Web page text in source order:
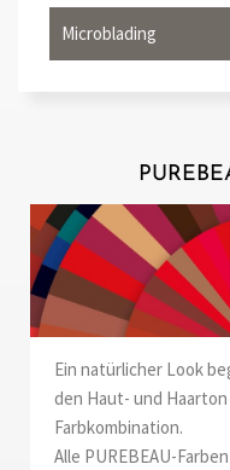
Microblading
Ein natürlicher Look
den Haut- und
Farbkombination.
Alle PUREBEAU-